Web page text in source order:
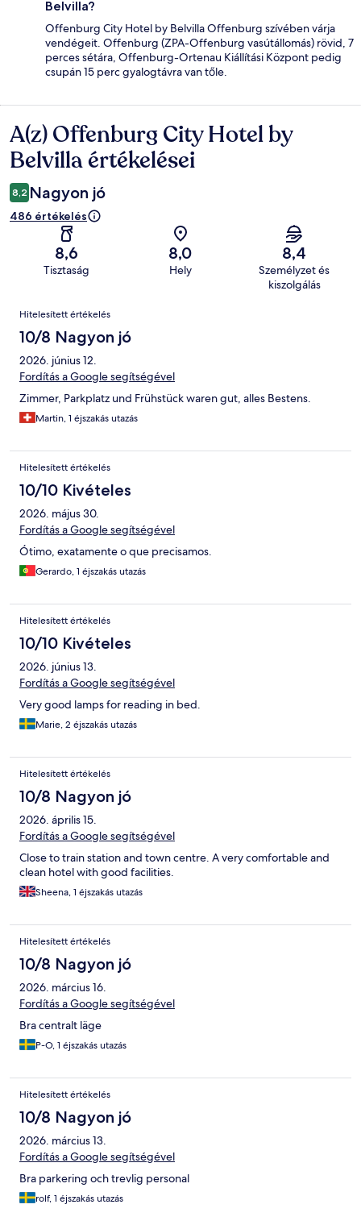
Belvilla?
Offenburg City Hotel by Belvilla Offenburg szívében várja
vendégeit. Offenburg (ZPA-Offenburg vasútállomás) rövid, 7
perces sétára, Offenburg-Ortenau Kiállítási Központ pedig
csupán 15 perc gyalogtávra van tőle.
Értékelések
A(z) Offenburg City Hotel by
Belvilla értékelései
8,2 Nagyon jó
486 értékelés
8,6
Tisztaság
8,0
Hely
8,4
Személyzet és
kiszolgálás
Értékelések
Hitelesített értékelés
10/8 Nagyon jó
2026. június 12.
Fordítás a Google segítségével
Zimmer, Parkplatz und Frühstück waren gut, alles Bestens.
Martin, 1 éjszakás utazás
Hitelesített értékelés
10/10 Kivételes
2026. május 30.
Fordítás a Google segítségével
Ótimo, exatamente o que precisamos.
Gerardo, 1 éjszakás utazás
Hitelesített értékelés
10/10 Kivételes
2026. június 13.
Fordítás a Google segítségével
Very good lamps for reading in bed.
Marie, 2 éjszakás utazás
Hitelesített értékelés
10/8 Nagyon jó
2026. április 15.
Fordítás a Google segítségével
Close to train station and town centre. A very comfortable and
clean hotel with good facilities.
Sheena, 1 éjszakás utazás
Hitelesített értékelés
10/8 Nagyon jó
2026. március 16.
Fordítás a Google segítségével
Bra centralt läge
P-O, 1 éjszakás utazás
Hitelesített értékelés
10/8 Nagyon jó
2026. március 13.
Fordítás a Google segítségével
Bra parkering och trevlig personal
rolf, 1 éjszakás utazás